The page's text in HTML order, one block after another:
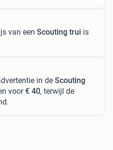
van een Scouting trui is
in de Scouting
voor€ 40, terwijl de